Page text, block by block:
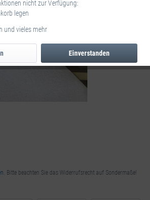
. Bitte beachten Sie das Widerrufsrecht auf Sondermaße!
nicht zur Verfügung:
legen
und vieles mehr
Einverstanden